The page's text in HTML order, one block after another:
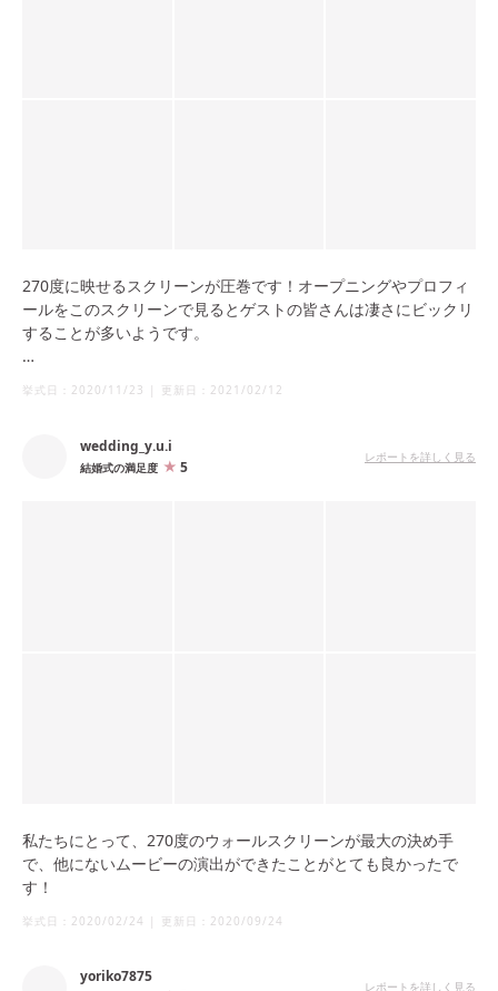
270度に映せるスクリーンが圧巻です！オープニングやプロフィ
ールをこのスクリーンで見るとゲストの皆さんは凄さにビックリ
することが多いようです。
砂の後ろにツリーを置くと写真を撮る時にも華やかになるのでや
挙式日： 2020/11/23 | 更新日： 2021/02/12
wedding_y.u.i
結婚式の満足度 5
レポートを詳しく見る
私たちにとって、270度のウォールスクリーンが最大の決め手
で、他にないムービーの演出ができたことがとても良かったで
す！
挙式日： 2020/02/24 | 更新日： 2020/09/24
yoriko7875
レポートを詳しく見る